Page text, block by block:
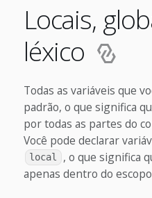
Locais,
léxico
Todas as variáveis que
padrão, o que significa
por todas as partes do
Você pode declarar
local
, o que significa
apenas dentro do